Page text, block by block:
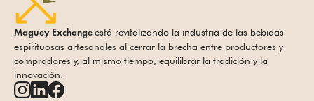
Maguey Exchange está revitalizando la industria de las bebidas
espirituosas artesanales al cerrar la brecha entre productores y
compradores y, al mismo tiempo, equilibrar la tradición y la
innovación.